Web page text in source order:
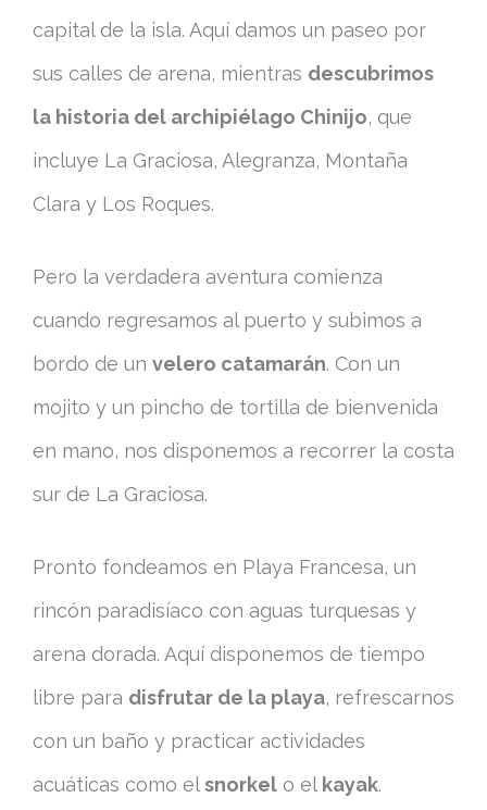
capital de la isla. Aquí damos un paseo por
sus calles de arena, mientras descubrimos
la historia del archipiélago Chinijo, que
incluye La Graciosa, Alegranza, Montaña
Clara y Los Roques.
Pero la verdadera aventura comienza
cuando regresamos al puerto y subimos a
bordo de un velero catamarán. Con un
mojito y un pincho de tortilla de bienvenida
en mano, nos disponemos a recorrer la costa
sur de La Graciosa.
Pronto fondeamos en Playa Francesa, un
rincón paradisíaco con aguas turquesas y
arena dorada. Aquí disponemos de tiempo
libre para disfrutar de la playa, refrescarnos
con un baño y practicar actividades
acuáticas como elsnorkel o el kayak.